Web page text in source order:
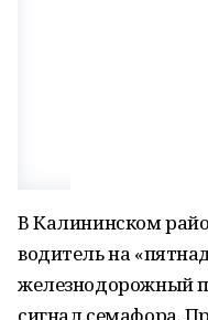
В Калининском
водитель на
железнодорожный